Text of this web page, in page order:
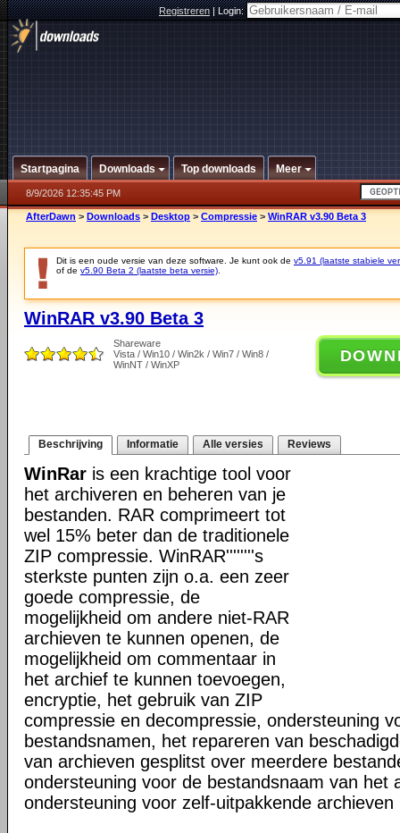
Registreren|Login:
Startpagina Downloads Top downloads Meer
8/9/2026 12:35:45 PM
AfterDawn > Downloads > Desktop > Compressie > WinRAR v3.90 Beta 3
Dit is een oude versie van deze software. Je kunt ook de v5.91 (laatste stabiele
of de v5.90 Beta 2 (laatste beta versie)
WinRAR v3.90 Beta 3
Shareware
Vista / Win10 / Win2k / Win7 / Win8 /
WinNT / WinXP
Beschrijving Informatie Alle versies Reviews
WinRar is een krachtige tool voor
het archiveren en beheren van je
bestanden. RAR comprimeert tot
wel 15% beter dan de traditionele
ZIP compressie. WinRAR''''''''s
sterkste punten zijn o.a. een zeer
goede compressie, de
mogelijkheid om andere niet-RAR
archieven te kunnen openen, de
mogelijkheid om commentaar in
het archief te kunnen toevoegen,
encryptie, het gebruik van ZIP
compressie en decompressie, ondersteuning
bestandsnamen, het repareren van
van archieven gesplitst over meerdere
ondersteuning voor de bestandsnaam van het
ondersteuning voor zelf-uitpakkende archieven